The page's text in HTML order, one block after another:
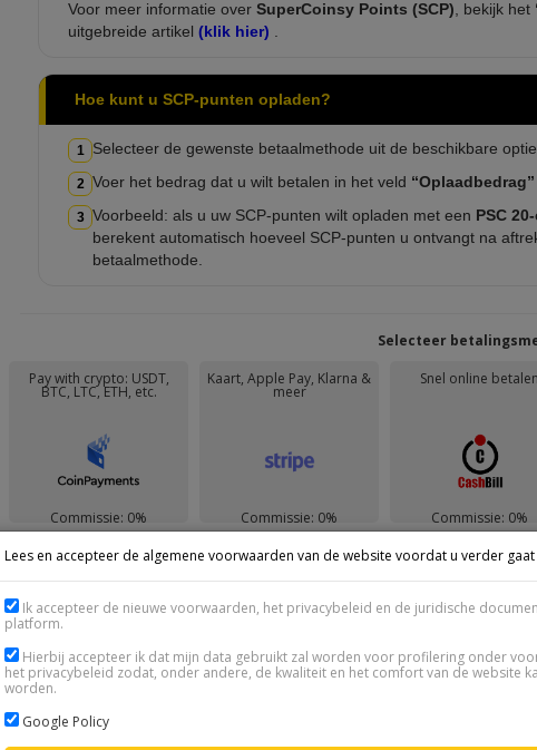
Voor meer informatie over SuperCoinsy Points (SCP), bekijk het
uitgebreide artikel (klik hier) .
Hoe kunt u SCP-punten opladen?
1 Selecteer de gewenste betaalmethode uit de beschikbare
2 Voer het bedrag dat u wilt betalen in het veld “Oplaadbedrag”
3 Voorbeeld: als u uw SCP-punten wilt opladen met een PSC
berekent automatisch hoeveel SCP-punten u ontvangt na
betaalmethode.
Selecteer
Pay with crypto: USDT,
BTC, LTC, ETH, etc.
Commissie: 0%
Kaart, Apple Pay, Klarna &
meer
Commissie: 0%
Snel online betalen
Commissie: 0%
Herlaad
[€] Je zal ontvangen:
Lees en accepteer de algemene voorwaarden van de website voordat u verder gaat
Ik accepteer de nieuwe voorwaarden, het privacybeleid en de juridische
platform.
Hierbij accepteer ik dat mijn data gebruikt zal worden voor profilering onder
het privacybeleid zodat, onder andere, de kwaliteit en het comfort van de website
worden.
Google Policy